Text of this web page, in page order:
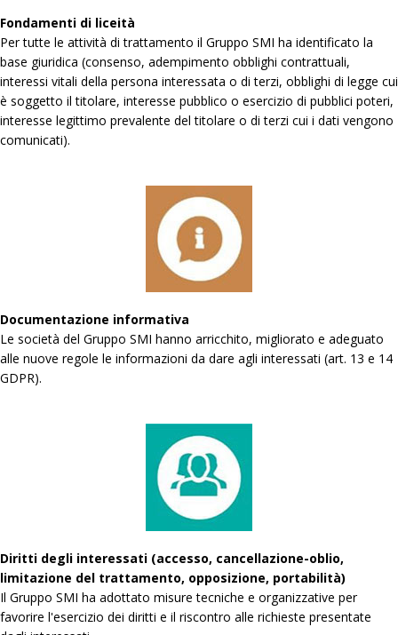
Fondamenti di liceità
Per tutte le attività di trattamento il Gruppo SMI ha identificato la
base giuridica (consenso, adempimento obblighi contrattuali,
interessi vitali della persona interessata o di terzi, obblighi di legge cui
è soggetto il titolare, interesse pubblico o esercizio di pubblici poteri,
interesse legittimo prevalente del titolare o di terzi cui i dati vengono
comunicati).
Documentazione informativa
Le società del Gruppo SMI hanno arricchito, migliorato e adeguato
alle nuove regole le informazioni da dare agli interessati (art. 13 e 14
GDPR).
Diritti degli interessati (accesso, cancellazione-oblio,
limitazione del trattamento, opposizione, portabilità)
Il Gruppo SMI ha adottato misure tecniche e organizzative per
favorire l'esercizio dei diritti e il riscontro alle richieste presentate